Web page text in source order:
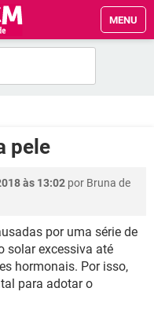
MENU
pele
às 13:02 por Bruna de
por uma série de
solar excessiva até
hormonais. Por isso,
para adotar o